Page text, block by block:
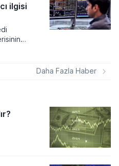
gelir
bir artış
ilgisi
tahvil
BankasıDaha Fazla Haber